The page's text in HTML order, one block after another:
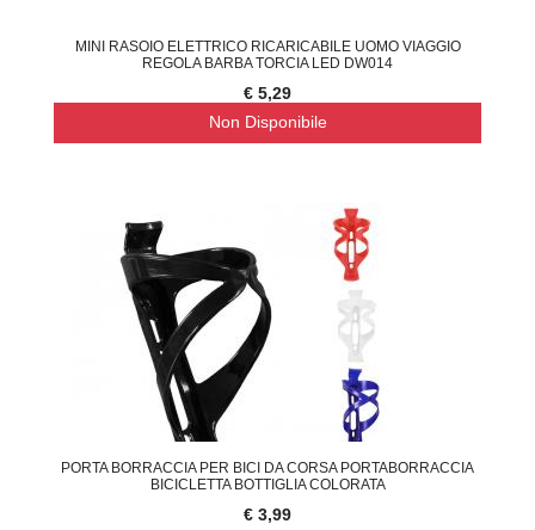
MINI RASOIO ELETTRICO RICARICABILE UOMO VIAGGIO
REGOLA BARBA TORCIA LED DW014
€ 5,29
Non Disponibile
PORTA BORRACCIA PER BICI DA CORSA PORTABORRACCIA
BICICLETTA BOTTIGLIA COLORATA
€ 3,99